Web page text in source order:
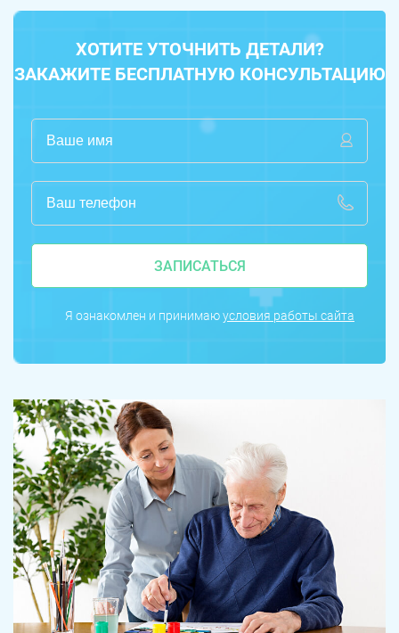
ХОТИТЕ УТОЧНИТЬ ДЕТАЛИ?
ЗАКАЖИТЕ БЕСПЛАТНУЮ КОНСУЛЬТАЦИЮ
ЗАПИСАТЬСЯ
Я ознакомлен и принимаюусловия работы сайта